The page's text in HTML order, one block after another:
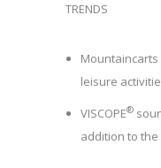
TRENDS
leisure
VISCOPE®
addition to